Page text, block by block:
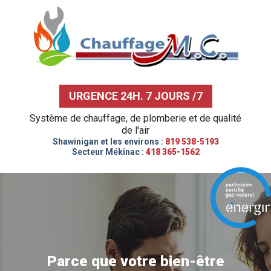
URGENCE 24H. 7 JOURS /7
Système de chauffage, de plomberie et de qualité
de l'air
Shawinigan et les environs : 819 538-5193
Secteur Mékinac : 418 365-1562
Parce que votre bien-être